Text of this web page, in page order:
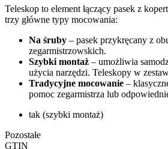
Teleskop to element łączący pasek z
trzy główne typy mocowania:
Na śruby – pasek przykręcany z
zegarmistrzowskich.
Szybki montaż – umożliwia
użycia narzędzi. Teleskopy w
Tradycyjne mocowanie –
pomoc zegarmistrza lub
tak (szybki montaż)
Pozostałe
GTIN